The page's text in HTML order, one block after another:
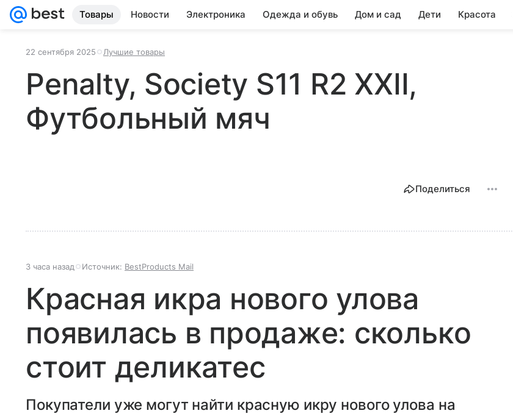
Товары Новости Электроника Одежда и обувь Дом и сад Дети Красота
22 сентября 2025 Лучшие товары
Penalty, Society S11 R2 XXII,
Футбольный мяч
Поделиться
3 часа назад Источник: BestProducts Mail
Красная икра нового улова
появилась в продаже: сколько
стоит деликатес
Покупатели уже могут найти красную икру нового улова на